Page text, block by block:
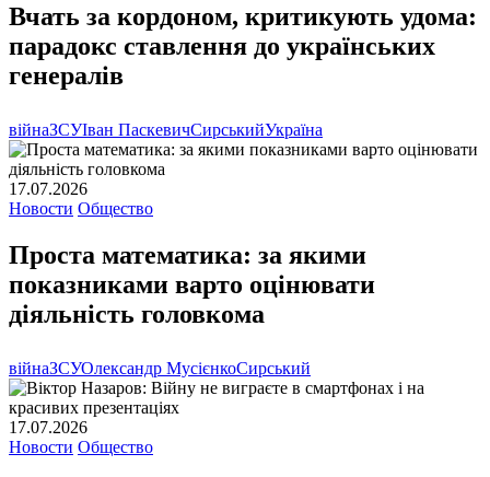
Вчать за кордоном, критикують удома:
парадокс ставлення до українських
генералів
війнаЗСУІван ПаскевичСирськийУкраїна
17.07.2026
Новости Общество
Проста математика: за якими
показниками варто оцінювати
діяльність головкома
війнаЗСУОлександр МусієнкоСирський
17.07.2026
Новости Общество